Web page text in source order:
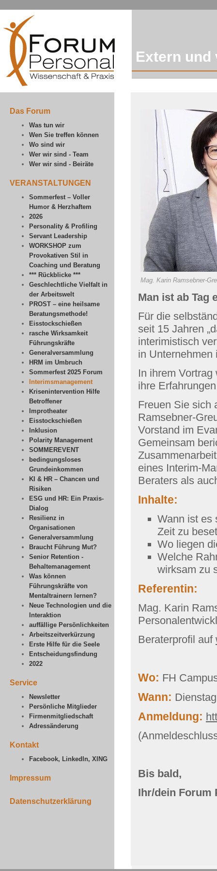
Das Forum
Was tun wir
Wen Sie treffen können
Wo sind wir
Wer wir sind - Team
Wer wir sind - Beiräte
VERANSTALTUNGEN
Sommerfest – Voller
Humor & Herzhaftem
2026
Personality & Profiling
Servant Leadership
WORKSHOP zum
Provokativen Stil in
Coaching und Beratung
*** Rückblicke ***
Geschlechtliche Vielfalt in
der Arbeitswelt
PROST – eine heilsame
Beratungsmethode!
Eisstockschießen
rasche Wirksamkeit
Führungskräfte
Generalversammlung
HRM im Umbruch
Sommerfest 2025 Forum
Interimsmanagement
Krisenintervention Hilfe
Betroffener
Improtheater
Eisstockschießen
Inklusion
Polarity Management
SOMMEREVENT
bedingungsloses
Grundeinkommen
KI & HR – Chancen und
Risiken
ESG und HR: Ein Praxis-
Dialog
Resilienz in
Organisationen
Generalversammlung
Braucht Führung Mut?
Senior Retention -
Behaltemanagement
Was können
Führungskräfte von
Mentaltrainern lernen?
Neue Technologien und die
Interaktion
auffällige Persönlichkeiten
Arbeitszeitverkürzung
Erste Hilfe für die Seele
Entscheidungsfindung
2022
Service
Newsletter
Persönliche Mitglieder
Firmenmitgliedschaft
Adressänderung
Kontakt
Facebook, LinkedIn, XING
Impressum
Datenschutzerklärung
Mag. Karin Ramsebner-
Extern
Man ist ab Tag
Für die
seit 15 Jahren
interimistisch
in Unternehmen
In ihrem
ihre
Freuen Sie sich
Ramsebner-
Vorstand im
Gemeinsam
eines Interim-
Beraters als
Inhalte:
Wann ist es
Zeit zu
Wo liegen
Welche
wirksam zu
Referentin:
Mag. Karin
Beraterprofil auf
Wo: FH
Wann:
Anmeldung:
Bis bald,
Ihr/dein Forum